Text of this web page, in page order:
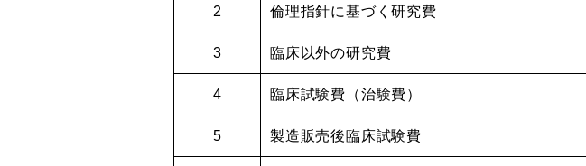
2 倫理指針に基づく研究費
3 臨床以外の研究費
4 臨床試験費（治験費）
5 製造販売後臨床試験費